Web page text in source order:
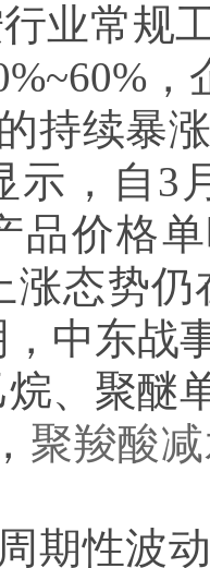
业常规
持续暴
示，自3
品价格
涨态势
中东战
、聚醚
聚羧酸
期性波